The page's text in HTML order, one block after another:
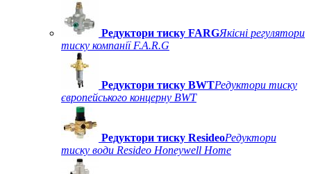
Редуктори тиску FARGЯкісні регулятори
тиску компанії F.A.R.G
Редуктори тиску BWTРедуктори тиску
європейського концерну BWT
Редуктори тиску ResideoРедуктори
тиску води Resideo Honeywell Home